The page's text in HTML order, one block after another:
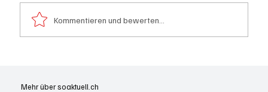
Schulanfang: Achtung Kinder
Kommentieren und bewerten...
Mehr über soaktuell.ch